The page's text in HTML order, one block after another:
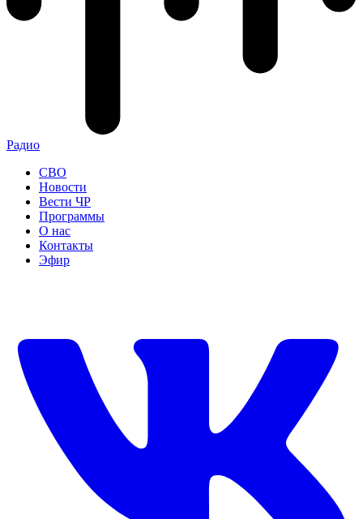
Радио
СВО
Новости
Вести ЧР
Программы
О нас
Контакты
Эфир